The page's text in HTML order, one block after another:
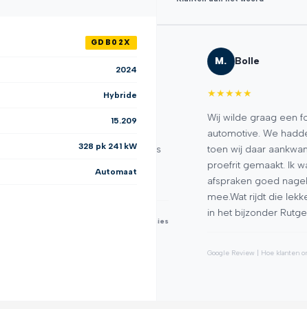
GDB02X
2024
Hybride
15.209
328 pk 241 kW
Automaat
goed geholpen en een
te beantwoorden. Als
Bolle
★★
Wij wilde graag een ford
automotive. We hadden
toen wij daar aankwamen
proefrit gemaakt. Ik was
afspraken goed
mee.Wat rijdt die lekker!
in het bijzonder Rutger!
Google Review | Hoe klanten ons